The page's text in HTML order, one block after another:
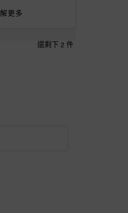
解更多
還剩下 2 件